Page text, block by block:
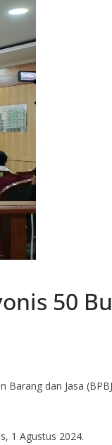
50
Barang dan Jasa
1 Agustus 2024.